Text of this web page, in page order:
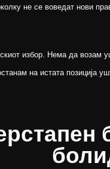
не се воведат нови
избор. Нема да возам
на истата позиција